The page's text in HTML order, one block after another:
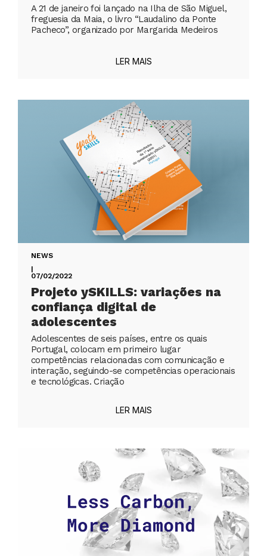
A 21 de janeiro foi lançado na Ilha de São Miguel,
freguesia da Maia, o livro “Laudalino da Ponte
Pacheco”, organizado por Margarida Medeiros
LER MAIS
NEWS
|
07/02/2022
Projeto ySKILLS: variações na
confiança digital de
adolescentes
Adolescentes de seis países, entre os quais
Portugal, colocam em primeiro lugar
competências relacionadas com comunicação e
interação, seguindo-se competências operacionais
e tecnológicas. Criação
LER MAIS